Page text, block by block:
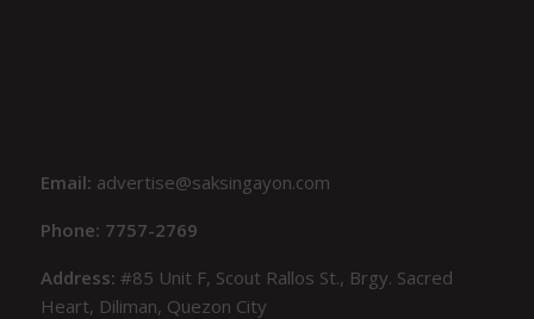
Email: advertise@saksingayon.com
Phone: 7757-2769
Address:#85 Unit F, Scout Rallos St., Brgy. Sacred
Heart, Diliman, Quezon City